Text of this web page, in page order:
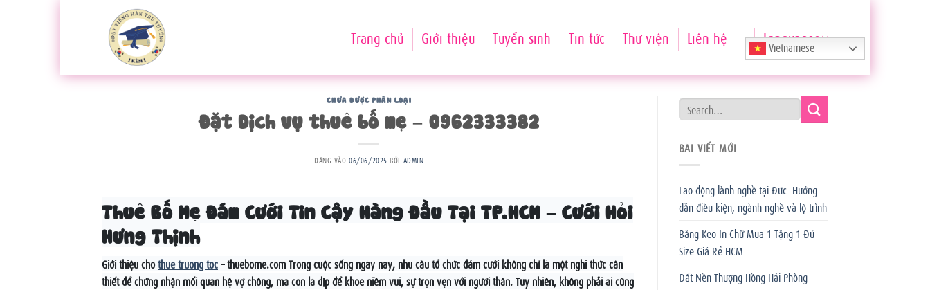
Trang chủ Giới thiệu Tuyển sinh Tin tức Thư viện Liên hệ Vietnamese
Languages
CHƯA ĐƯỢC PHÂN LOẠI
Đặt Dịch vụ thuê bố mẹ – 0962333382
ĐĂNG VÀO06/06/2025 BỞI ADMIN
Thuê Bố Mẹ Đám Cưới Tin Cậy Hàng Đầu Tại TP.HCM – Cưới Hỏi
Hưng Thịnh
Giới thiệu chothue truong toc– thuebome.com Trong cuộc sống ngày nay, nhu cầu tổ chức đám cưới không chỉ là một nghi thức cần
thiết để chứng nhận mối quan hệ vợ chồng, mà còn là dịp để khoe niềm vui, sự trọn vẹn với người thân. Tuy nhiên, không phải ai cũng
BÀI VIẾT MỚI
Lao động lành nghề tại Đức: Hướng
dẫn điều kiện, ngành nghề và lộ trình
Băng Keo In Chữ Mua 1 Tặng 1 Đủ
Size Giá Rẻ HCM
Đất Nền Thượng Hồng Hải Phòng